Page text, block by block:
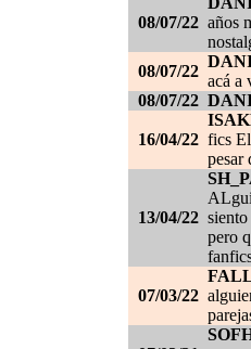
08/07/22 años
08/07/22
acá a
08/07/22
16/04/22 fics
pesar
13/04/22
pero
07/03/22